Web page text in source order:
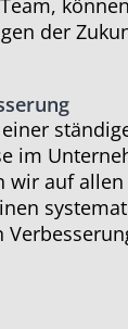
der
im
wir auf